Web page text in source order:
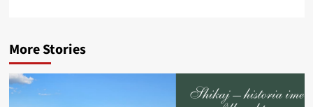
More Stories